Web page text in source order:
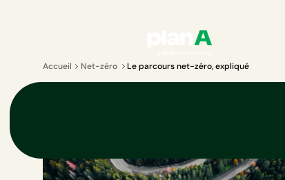
Accueil Net-zéro Le parcours net-zéro, expliqué